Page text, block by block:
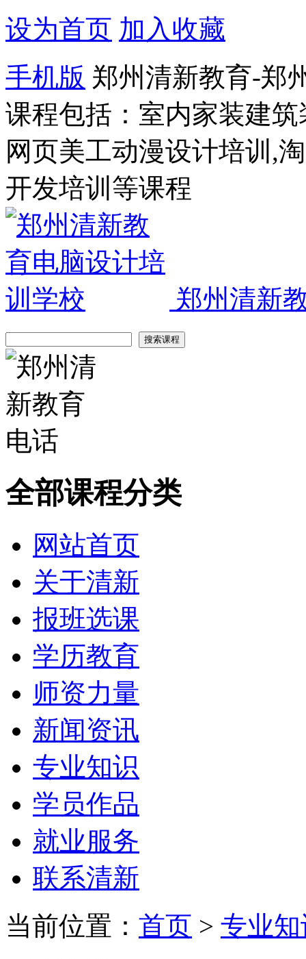
设为首页 加入收藏
手机版 郑州清新教育-郑
课程包括：室内家装建
网页美工动漫设计培训,
开发培训等课程
郑州清新
全部课程分类
网站首页
关于清新
报班选课
学历教育
师资力量
新闻资讯
专业知识
学员作品
就业服务
联系清新
当前位置： 首页 > 专业